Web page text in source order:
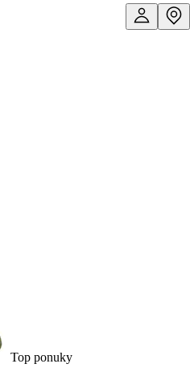
Top ponuky